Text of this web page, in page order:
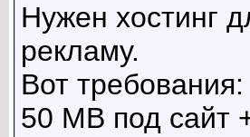
Нужен хостинг
рекламу.
Вот требования:
50 MB под сайт